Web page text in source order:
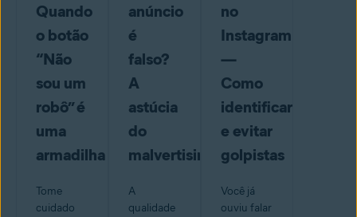
Quando
o botão
“Não
sou um
robô” é
uma
armadilha
Tome
cuidado
anúncio
é
falso?
A
astúcia
do
malvertising
A
qualidade
no
Instagram
—
Como
identificar
e evitar
golpistas
Você já
ouviu falar